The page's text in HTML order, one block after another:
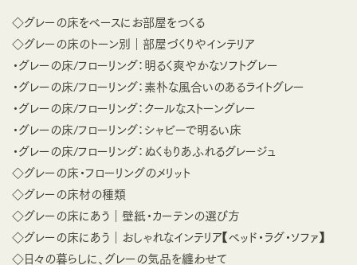
◇グレーの床をベースにお部屋をつくる
◇グレーの床のトーン別｜部屋づくりやインテリア
・グレーの床/フローリング：明るく爽やかなソフトグレー
・グレーの床/フローリング：素朴な風合いのあるライトグレー
・グレーの床/フローリング：クールなストーングレー
・グレーの床/フローリング：シャビーで明るい床
・グレーの床/フローリング：ぬくもりあふれるグレージュ
◇グレーの床・フローリングのメリット
◇グレーの床材の種類
◇グレーの床にあう｜壁紙・カーテンの選び方
◇グレーの床にあう｜おしゃれなインテリア【ベッド・ラグ・ソファ】
◇日々の暮らしに、グレーの気品を纏わせて